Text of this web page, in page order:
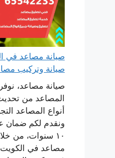
صيانة وتركيب
صيانة مصاعد،
المصاعد من
أنواع المصاعد
ونقدم لكم ضمان
١٠ سنوات، من
مصاعد في الكويت